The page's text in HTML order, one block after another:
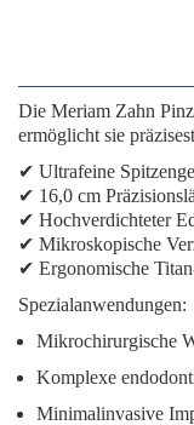
Die Meriam Zahn
ermöglicht sie
✔ Ultrafeine
✔ 16,0 cm
✔ Hochverdichteter
✔ Mikroskopische
✔ Ergonomische
Spezialanwendungen:
Mikrochirurgische
Komplexe
Minimalinvasive